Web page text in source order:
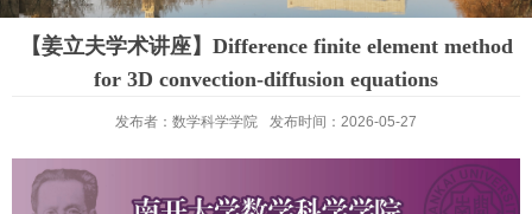
【姜立夫学术讲座】Difference finite element method
for 3D convection-diffusion equations
发布者：数学科学学院 发布时间：2026-05-27